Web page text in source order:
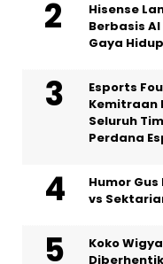
Hisense
Berbasis
Gaya
Esports
Kemitraan
Seluruh
Perdana
Humor
vs
Koko